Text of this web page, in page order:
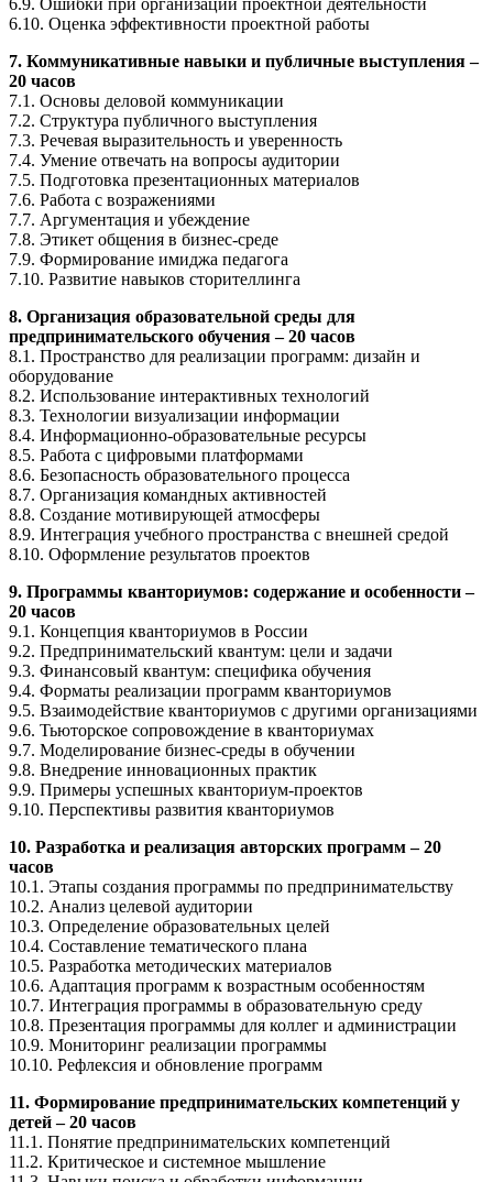
6.10. Оценка эффективности проектной работы
7. Коммуникативные навыки и публичные выступления –
20 часов
7.1. Основы деловой коммуникации
7.2. Структура публичного выступления
7.3. Речевая выразительность и уверенность
7.4. Умение отвечать на вопросы аудитории
7.5. Подготовка презентационных материалов
7.6. Работа с возражениями
7.7. Аргументация и убеждение
7.8. Этикет общения в бизнес-среде
7.9. Формирование имиджа педагога
7.10. Развитие навыков сторителлинга
8. Организация образовательной среды для
предпринимательского обучения – 20 часов
8.1. Пространство для реализации программ: дизайн и
оборудование
8.2. Использование интерактивных технологий
8.3. Технологии визуализации информации
8.4. Информационно-образовательные ресурсы
8.5. Работа с цифровыми платформами
8.6. Безопасность образовательного процесса
8.7. Организация командных активностей
8.8. Создание мотивирующей атмосферы
8.9. Интеграция учебного пространства с внешней средой
8.10. Оформление результатов проектов
9. Программы кванториумов: содержание и особенности –
20 часов
9.1. Концепция кванториумов в России
9.2. Предпринимательский квантум: цели и задачи
9.3. Финансовый квантум: специфика обучения
9.4. Форматы реализации программ кванториумов
9.5. Взаимодействие кванториумов с другими организациями
9.6. Тьюторское сопровождение в кванториумах
9.7. Моделирование бизнес-среды в обучении
9.8. Внедрение инновационных практик
9.9. Примеры успешных кванториум-проектов
9.10. Перспективы развития кванториумов
10. Разработка и реализация авторских программ – 20
часов
10.1. Этапы создания программы по предпринимательству
10.2. Анализ целевой аудитории
10.3. Определение образовательных целей
10.4. Составление тематического плана
10.5. Разработка методических материалов
10.6. Адаптация программ к возрастным особенностям
10.7. Интеграция программы в образовательную среду
10.8. Презентация программы для коллег и администрации
10.9. Мониторинг реализации программы
10.10. Рефлексия и обновление программ
11. Формирование предпринимательских компетенций у
детей – 20 часов
11.1. Понятие предпринимательских компетенций
11.2. Критическое и системное мышление